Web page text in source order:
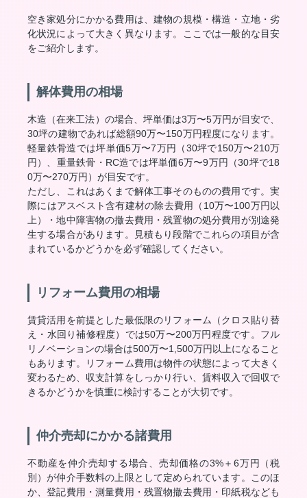
空き家処分にかかる費用は、建物の規模・構造・立地・劣
化状況によって大きく異なります。ここでは一般的な目安
をご紹介します。
解体費用の相場
木造（在来工法）の場合、坪単価は3万〜5万円が目安で、
30坪の建物であれば総額90万〜150万円程度になります。
軽量鉄骨造では坪単価5万〜7万円（30坪で150万〜210万
円）、重量鉄骨・RC造では坪単価6万〜9万円（30坪で18
0万〜270万円）が目安です。
ただし、これはあくまで解体工事そのものの費用です。実
際にはアスベスト含有建材の除去費用（10万〜100万円以
上）・地中障害物の撤去費用・残置物の処分費用が別途発
生する場合があります。見積もり段階でこれらの項目が含
まれているかどうかを必ず確認してください。
リフォーム費用の相場
賃貸活用を前提とした最低限のリフォーム（クロス貼り替
え・水回り補修程度）では50万〜200万円程度です。フル
リノベーションの場合は500万〜1,500万円以上になること
もあります。リフォーム費用は物件の状態によって大きく
変わるため、収支計算をしっかり行い、賃料収入で回収で
きるかどうかを慎重に検討することが大切です。
仲介売却にかかる諸費用
不動産を仲介売却する場合、売却価格の3%＋6万円（税
別）が仲介手数料の上限として定められています。このほ
か、登記費用・測量費用・残置物撤去費用・印紙税なども